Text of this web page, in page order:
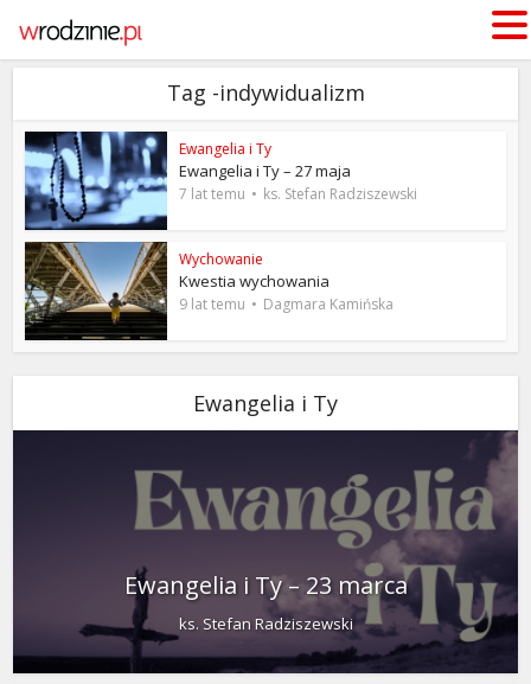
Tag -indywidualizm
Ewangelia i Ty
Ewangelia i Ty – 27 maja
7 lat temu ks. Stefan Radziszewski
Wychowanie
Kwestia wychowania
9 lat temu Dagmara Kamińska
Ewangelia i Ty
Ewangelia i Ty – 23 marca
ks. Stefan Radziszewski